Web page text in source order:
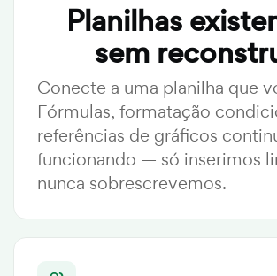
Planilhas
sem
Conecte a uma planilha que
Fórmulas, formatação
referências de gráficos
funcionando — só inserimos
nunca sobrescrevemos.